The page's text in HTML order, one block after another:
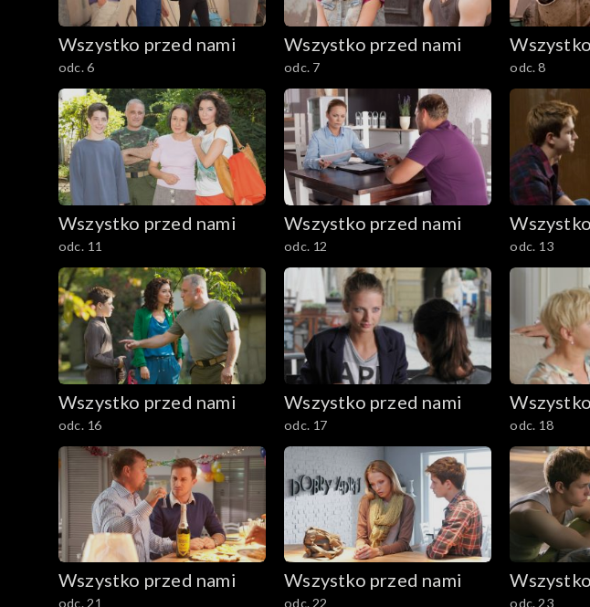
Wszystko przed nami
odc. 6
Wszystko przed nami
odc. 7 odc. 8
Wszystko przed nami
odc. 11
Wszystko przed nami
odc. 12 odc. 13
Wszystko przed nami
odc. 16
Wszystko przed nami
odc. 17 odc. 18
Wszystko przed nami
odc. 21
Wszystko przed nami
odc. 22 odc. 23